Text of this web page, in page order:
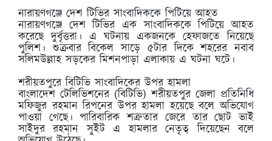
নারায়ণগঞ্জে দেশ টিভির সাংবাদিককে পিটিয়ে আহত
নারায়ণগঞ্জে দেশ টিভির এক সাংবাদিককে পিটিয়ে আহত
করেছে দুর্বৃত্তরা। এ ঘটনায় একজনকে হেফাজতে নিয়েছে
পুলিশ। শুক্রবার বিকেল সাড়ে ৫টার দিকে শহরের নবাব
সলিমউল্লাহ সড়কের মিশনপাড়া এলাকায় এ ঘটনা ঘটে।
শরীয়তপুরে বিটিভি সাংবাদিকের উপর হামলা
বাংলাদেশ টেলিভিশনের (বিটিভি) শরীয়তপুর জেলা প্রতিনিধি
মফিজুর রহমান রিপনের উপর হামলা হয়েছে বলে অভিযোগ
পাওয়া গেছে। পারিবারিক শত্রুতার জেরে তার ছোট ভাই
সাইদুর রহমান সুইট এ হামলার নেতৃত্ব দিয়েছেন বলে